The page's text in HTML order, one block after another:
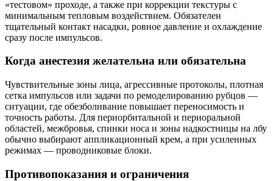
«тестовом» проходе, а также при коррекции текстуры с
минимальным тепловым воздействием. Обязателен
тщательный контакт насадки, ровное давление и охлаждение
сразу после импульсов.
Когда анестезия желательна или обязательна
Чувствительные зоны лица, агрессивные протоколы, плотная
сетка импульсов или задачи по ремоделированию рубцов —
ситуации, где обезболивание повышает переносимость и
точность работы. Для периорбитальной и периоральной
областей, межбровья, спинки носа и зоны надкостницы на лбу
обычно выбирают аппликационный крем, а при усиленных
режимах — проводниковые блоки.
Противопоказания и ограничения